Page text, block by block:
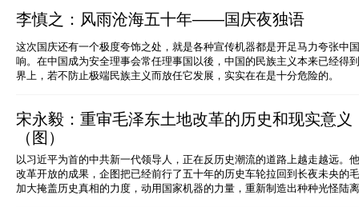
李慎之：风雨沧海五十年——国庆夜独语
这次国庆还有一个极度夸饰之处，就是各种宣传机器都是开足马力夸张中
响。在中国成为安全理事会常任理事国以後，中国的民族主义本来已经得
界上，若不防止极端民族主义而放任它发展，实实在在是十分危险的。
宋永毅：重审毛泽东土地改革的历史和现实意义
（图）
以习近平为首的中共新一代领导人，正在反历史潮流的道路上越走越远。
改革开放的成果，企图把已经前行了五十年的历史车轮拉回到长夜未央的
加大掩盖历史真相的力度，动用国家机器的力量，重新制造出种种光怪陆